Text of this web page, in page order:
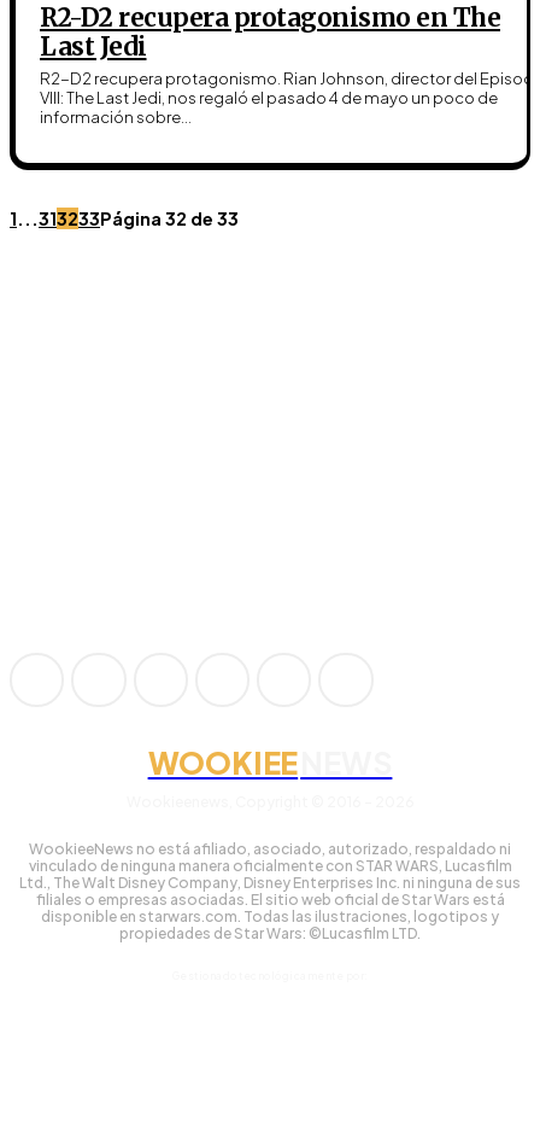
R2-D2 recupera protagonismo en The
Last Jedi
R2-D2 recupera protagonismo. Rian Johnson, director del
VIII: The Last Jedi, nos regaló el pasado 4 de mayo un poco de
información sobre...
1 313233Página 32 de 33
WOOKIEE
WookieeNews no está afiliado, asociado, autorizado, respaldado ni
vinculado de ninguna manera oficialmente con STAR WARS, Lucasfilm
Ltd., The Walt Disney Company, Disney Enterprises Inc. ni ninguna de sus
filiales o empresas asociadas. El sitio web oficial de Star Wars está
disponible en starwars.com. Todas las ilustraciones, logotipos y
propiedades de Star Wars: ©Lucasfilm LTD.